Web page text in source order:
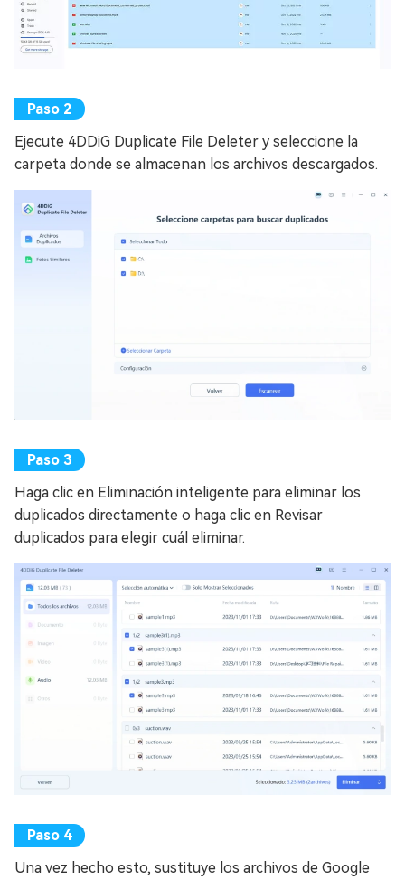
Ejecute 4DDiG Duplicate File Deleter y seleccione la
carpeta donde se almacenan los archivos descargados.
Haga clic en Eliminación inteligente para eliminar los
duplicados directamente o haga clic en Revisar
duplicados para elegir cuál eliminar.
Una vez hecho esto, sustituye los archivos de Google